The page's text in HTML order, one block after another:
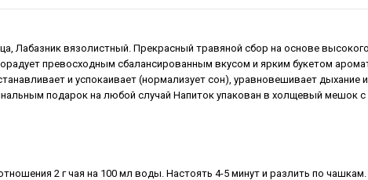
Лабазник вязолистный. Прекрасный травяной сбор на основе
превосходным сбалансированным вкусом и ярким букетом
и успокаивает (нормализует сон), уравновешивает дыхание
подарок на любой случай Напиток упакован в холщевый мешок
2 г чая на 100 мл воды. Настоять 4-5 минут и разлить по